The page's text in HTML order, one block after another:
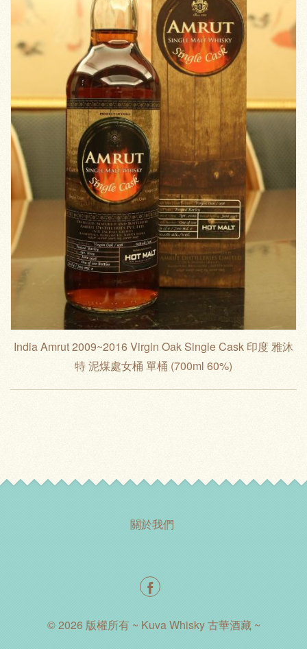
India Amrut 2009~2016 Virgin Oak Single Cask 印度 雅沐
特 泥煤處女桶 單桶 (700ml 60%)
關於我們
© 2026 版權所有 ~ Kuva Whisky 古華酒藏 ~